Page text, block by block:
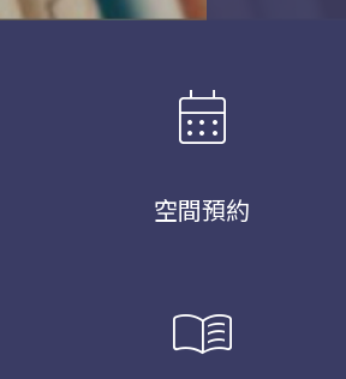
calendar_month
空間預約
menu_book